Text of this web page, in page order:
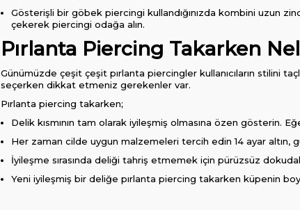
Gösterişli bir göbek piercingi kullandığınızda kombini uzun
çekerek piercingi odağa alın.
Pırlanta Piercing Takarken
Günümüzde çeşit çeşit pırlanta piercingler kullanıcıların stilini
seçerken dikkat etmeniz gerekenler var.
Pırlanta piercing takarken;
Delik kısmının tam olarak iyileşmiş olmasına özen gösterin.
Her zaman cilde uygun malzemeleri tercih edin 14 ayar altın,
İyileşme sırasında deliği tahriş etmemek için pürüzsüz
Yeni iyileşmiş bir deliğe pırlanta piercing takarken küpenin